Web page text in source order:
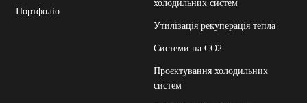
Портфоліо
холодильних систем
Утилізація рекуперація тепла
Системи на СО2
Проєктування холодильних
систем